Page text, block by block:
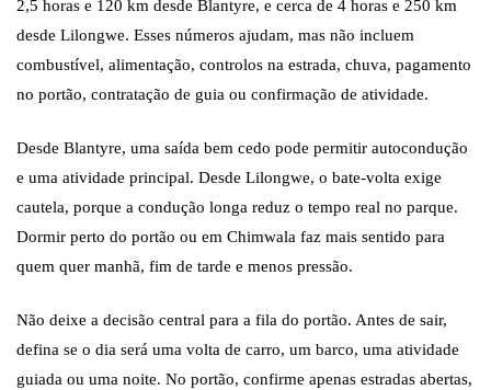
2,5 horas e 120 km desde Blantyre, e cerca de 4 horas e 250 km
desde Lilongwe. Esses números ajudam, mas não incluem
combustível, alimentação, controlos na estrada, chuva, pagamento
no portão, contratação de guia ou confirmação de atividade.
Desde Blantyre, uma saída bem cedo pode permitir autocondução
e uma atividade principal. Desde Lilongwe, o bate-volta exige
cautela, porque a condução longa reduz o tempo real no parque.
Dormir perto do portão ou em Chimwala faz mais sentido para
quem quer manhã, fim de tarde e menos pressão.
Não deixe a decisão central para a fila do portão. Antes de sair,
defina se o dia será uma volta de carro, um barco, uma atividade
guiada ou uma noite. No portão, confirme apenas estradas abertas,